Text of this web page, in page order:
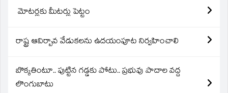
మోటర్లకు మీటర్లు పెట్టం
రాష్ట్ర ఆవిర్బావ వేడుకలను ఉదయంపూట నిర్వహించాలి
బొక్కతింటూ.. పుట్టిన గడ్డకు పోటు.. ప్రభువు పాదాల వద్ద
లొంగుబాటు